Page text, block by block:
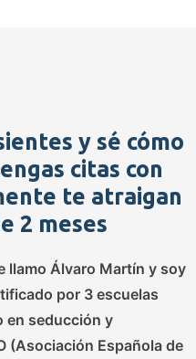
y sé cómo
citas con
te atraigan
2 meses
llamo Álvaro Martín y soy
por 3 escuelas
en seducción y
(Asociación Española de